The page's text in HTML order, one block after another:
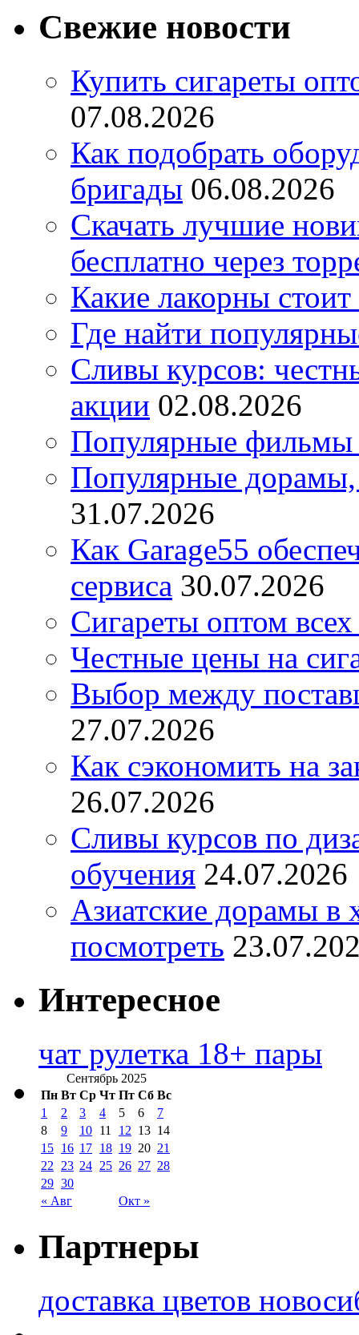
Свежие новости
Купить сигареты
07.08.2026
Как подобрать
бригады 06.08.2026
Скачать лучшие
бесплатно через
Какие лакорны стоит
Где найти
Сливы курсов:
акции 02.08.2026
Популярные фильмы
Популярные дорамы,
31.07.2026
Как Garage55
сервиса 30.07.2026
Сигареты оптом
Честные цены на
Выбор между
27.07.2026
Как сэкономить на
26.07.2026
Сливы курсов по
обучения 24.07.2026
Азиатские дорамы в
посмотреть
Интересное
чат рулетка 18+ пары
Сентябрь 2025
Пн Вт Ср Чт Пт Сб Вс
« Авг Окт »
1 2 3 4 5 6
7
8
9 10 11 12 13 14
15 16 17 18 19 20 21
22
23 24 25 26 27 28
29 30
Партнеры
доставка цветов